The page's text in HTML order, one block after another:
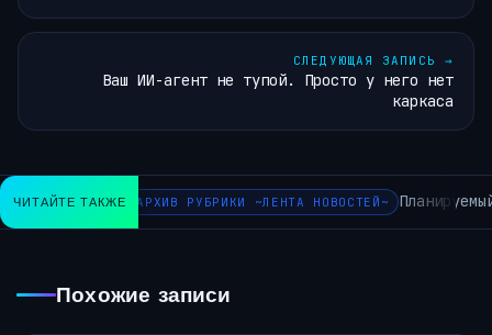
СЛЕДУЮЩАЯ ЗАПИСЬ →
Ваш ИИ-агент не тупой. Просто у него нет
каркаса
ЧИТАЙТЕ ТАКЖЕ АРХИВ РУБРИКИ ~ЛЕНТА НОВОСТЕЙ~
Похожие записи